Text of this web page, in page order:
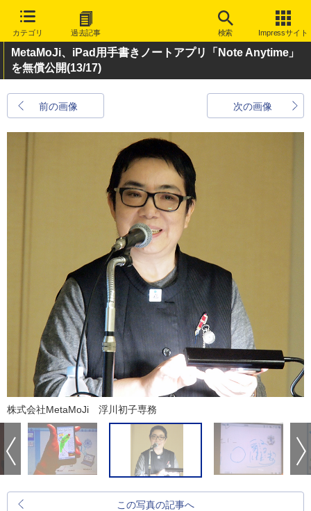
カテゴリ 過去記事 検索 Impressサイト
MetaMoJi、iPad用手書きノートアプリ「Note Anytime」
を無償公開(13/17)
前の画像 次の画像
株式会社MetaMoJi 浮川初子専務
この写真の記事へ